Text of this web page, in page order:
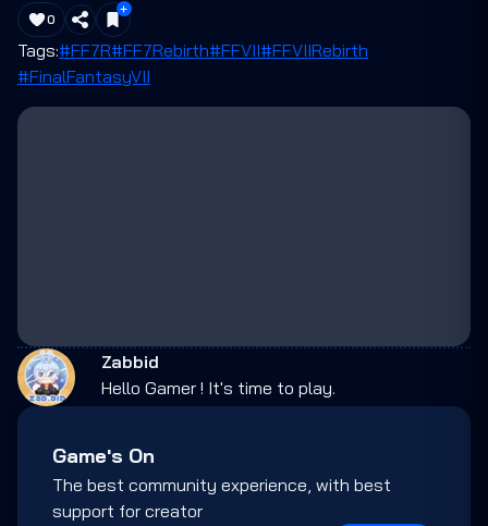
0
Tags:#FF7R#FF7Rebirth#FFVII#FFVIIRebirth
#FinalFantasyVII
Zabbid
Hello Gamer ! It's time to play.
Game's On
The best community experience, with best
support for creator